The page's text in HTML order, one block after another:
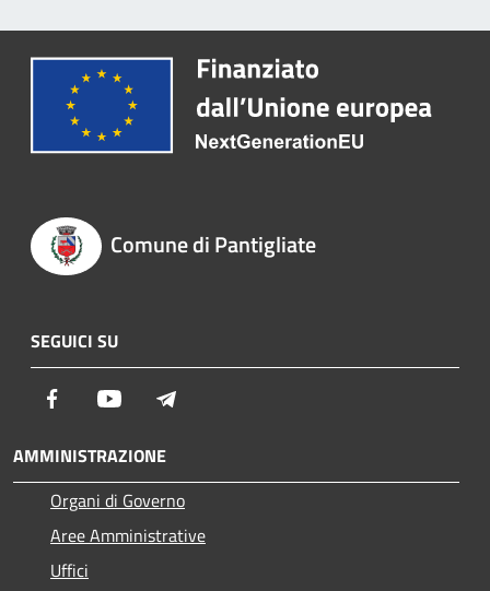
Comune di Pantigliate
SEGUICI SU
Facebook Youtube
AMMINISTRAZIONE
Organi di Governo
Aree Amministrative
Uffici